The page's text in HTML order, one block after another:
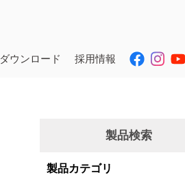
ダウンロード 採用情報
製品検索
製品カテゴリ